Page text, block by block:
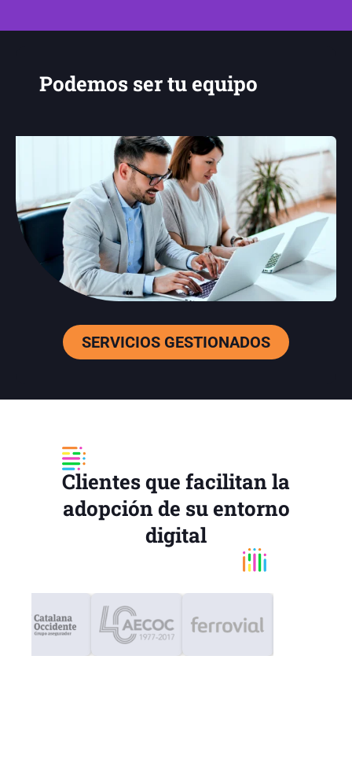
Podemos ser tu equipo
SERVICIOS GESTIONADOS
Clientes que facilitan la
adopción de su entorno
digital